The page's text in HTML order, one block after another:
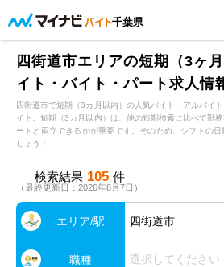
千葉県
四街道市エリアの短期（3ヶ
イト・バイト・パート求人情
四街道市で短期（3カ月以内）の人気バイト・アルバイ
イト。短期（3カ月以内）は、他の短期検索に比べて勤
ートと両立できるかが重要です。そのため、シフトの
しょう！
検索結果 105 件
（最終更新日：2026年8月7日）
エリア/駅 四街道市
職種 選択してください